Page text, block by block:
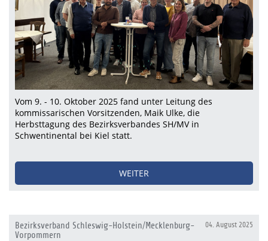
Vom 9. - 10. Oktober 2025 fand unter Leitung des
kommissarischen Vorsitzenden, Maik Ulke, die
Herbsttagung des Bezirksverbandes SH/MV in
Schwentinental bei Kiel statt.
WEITER
04. August 2025
Bezirksverband Schleswig-Holstein/Mecklenburg-
Vorpommern